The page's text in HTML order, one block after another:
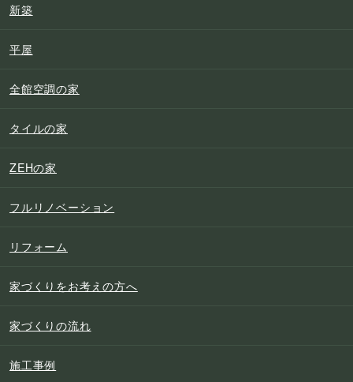
新築
平屋
全館空調の家
タイルの家
ZEHの家
フルリノベーション
リフォーム
家づくりをお考えの方へ
家づくりの流れ
施工事例